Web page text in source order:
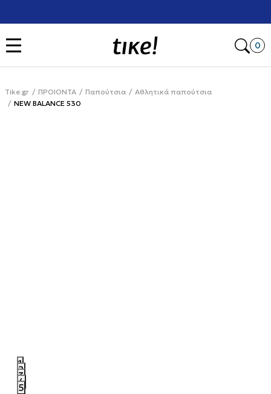
0
Tike.gr ΠΡΟΙΟΝΤΑ Παπούτσια
Αθλητικά παπούτσια
NEW BALANCE 530
1
2
3
4
5